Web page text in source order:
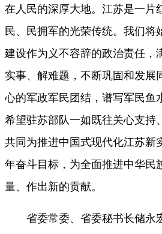
在人民的深厚大地。江苏是一片
民、民拥军的光荣传统。我们将
建设作为义不容辞的政治责任，
实事、解难题，不断巩固和发展
心的军政军民团结，谱写军民鱼
希望驻苏部队一如既往关心支持
共同为推进中国式现代化江苏新
年奋斗目标，为全面推进中华民
量、作出新的贡献。
省委常委、省委秘书长储永